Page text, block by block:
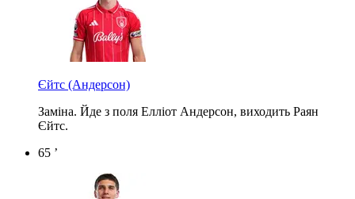
Єйтс (Андерсон)
Заміна. Йде з поля Елліот Андерсон, виходить Раян
Єйтс.
65 ’